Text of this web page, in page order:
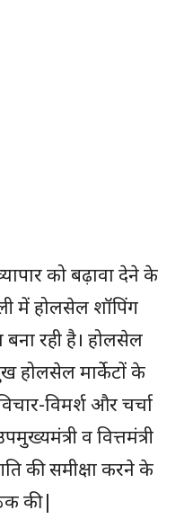
को बढ़ावा देने के
में होलसेल शॉपिंग
रही है। होलसेल
होलसेल मार्केटों के
विमर्श और चर्चा
व वित्तमंत्री
की समीक्षा करने के
की|